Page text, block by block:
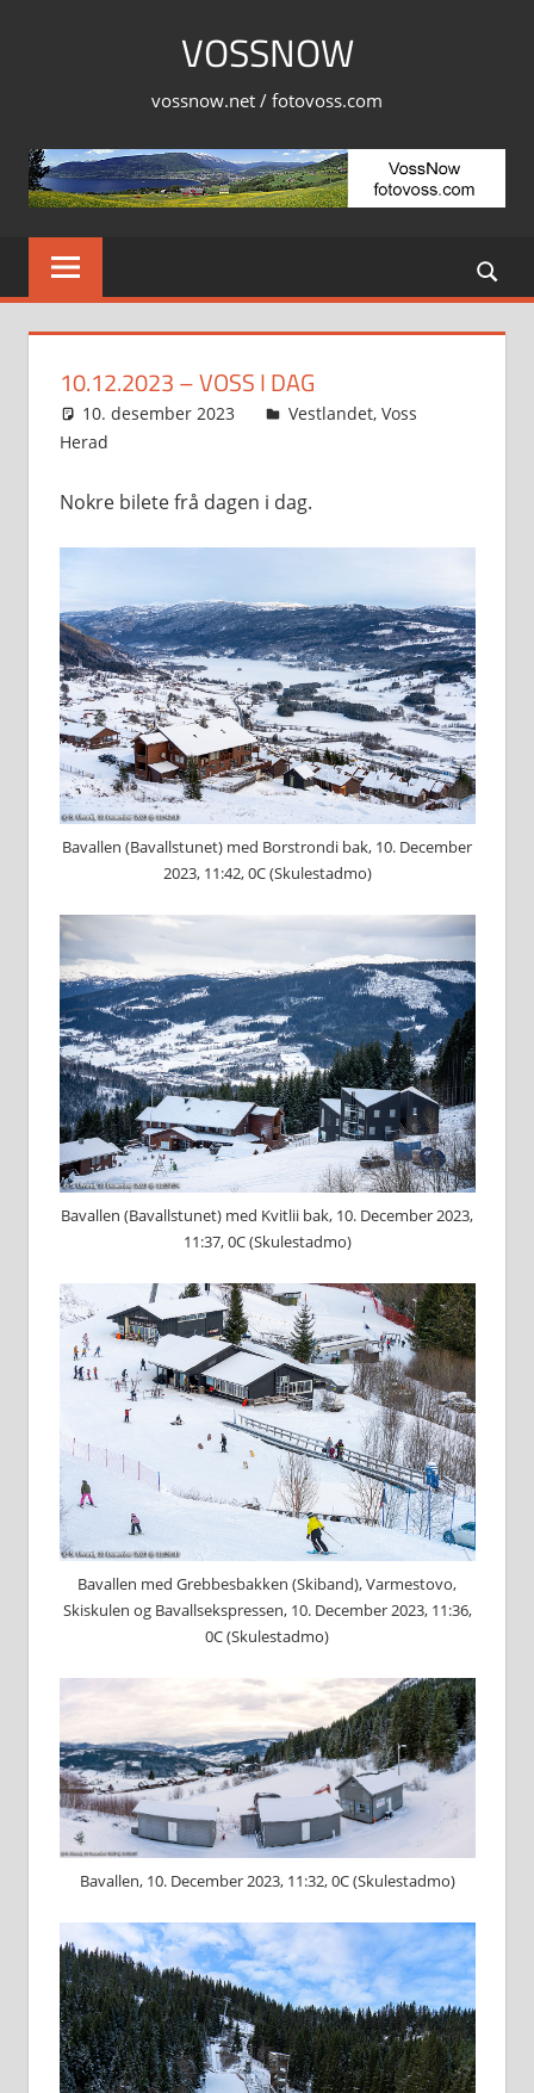
VOSSNOW
vossnow.net / fotovoss.com
10.12.2023 – VOSS I DAG
10. desember 2023 Svein
Vestlandet, Voss
Herad
Nokre bilete frå dagen i dag.
Bavallen (Bavallstunet) med Borstrondi bak, 10. December
2023, 11:42, 0C (Skulestadmo)
Bavallen (Bavallstunet) med Kvitlii bak, 10. December 2023,
11:37, 0C (Skulestadmo)
Bavallen med Grebbesbakken (Skiband), Varmestovo,
Skiskulen og Bavallsekspressen, 10. December 2023, 11:36,
0C (Skulestadmo)
Bavallen, 10. December 2023, 11:32, 0C (Skulestadmo)